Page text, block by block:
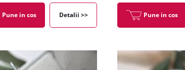
Pune in cos Detalii >> Pune in cos